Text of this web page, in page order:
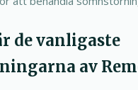
de vanligaste
av